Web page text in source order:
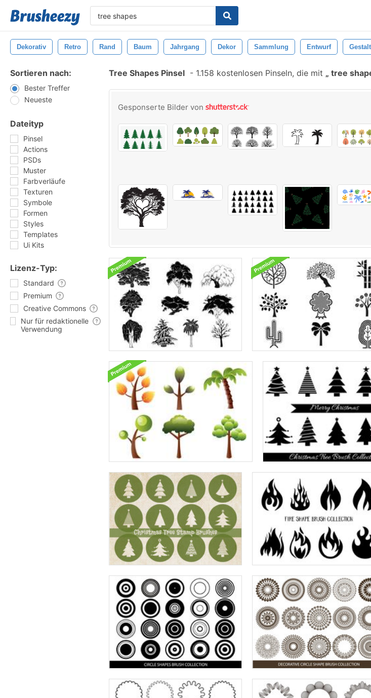
Dekorativ Retro Rand Baum Jahrgang Dekor Sammlung Entwurf
Sortieren nach:
Bester Treffer
Neueste
Dateityp
Pinsel
Actions
PSDs
Muster
Farbverläufe
Texturen
Symbole
Formen
Styles
Templates
Ui Kits
Lizenz-Typ:
Standard
Premium
Creative Commons
Nur für redaktionelle
Verwendung
Tree Shapes Pinsel - 1.158 kostenlosen Pinseln, die mit tree
Gesponserte Bilder von